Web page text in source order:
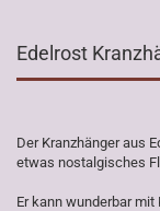
Edelrost
Der Kranzhänger aus
etwas nostalgisches
Er kann wunderbar